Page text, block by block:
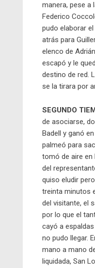
manera, pese a
Federico
pudo elaborar
atrás para
elenco de
escapó y le
destino de red.
se la tirara por
SEGUNDO
de asociarse,
Badell y ganó
palmeó para
tomó de aire en
del
quiso eludir
treinta minutos
del visitante, el
por lo que el
cayó a
no pudo llegar.
mano a mano
liquidada, San